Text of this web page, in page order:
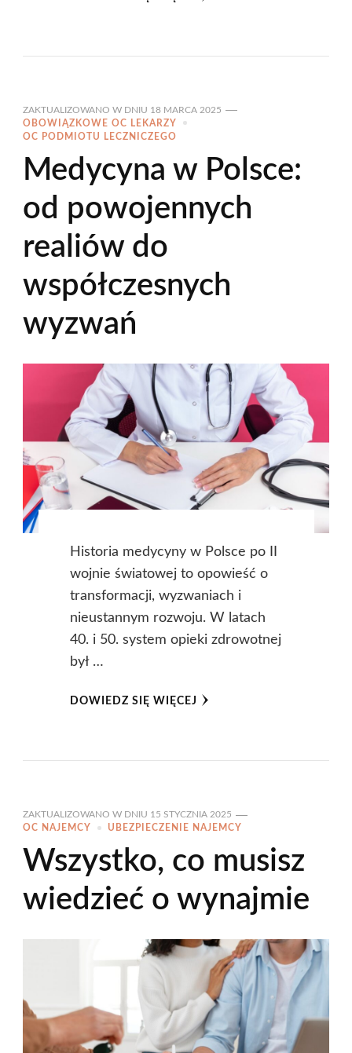
ZAKTUALIZOWANO W DNIU 18 MARCA 2025
OBOWIĄZKOWE OC LEKARZY
OC PODMIOTU LECZNICZEGO
Medycyna w Polsce:
od powojennych
realiów do
współczesnych
wyzwań
Historia medycyny w Polsce po II
wojnie światowej to opowieść o
transformacji, wyzwaniach i
nieustannym rozwoju. W latach
40. i 50. system opieki zdrowotnej
był …
DOWIEDZ SIĘ WIĘCEJ
ZAKTUALIZOWANO W DNIU 15 STYCZNIA 2025
OC NAJEMCY
UBEZPIECZENIE NAJEMCY
Wszystko, co musisz
wiedzieć o wynajmie